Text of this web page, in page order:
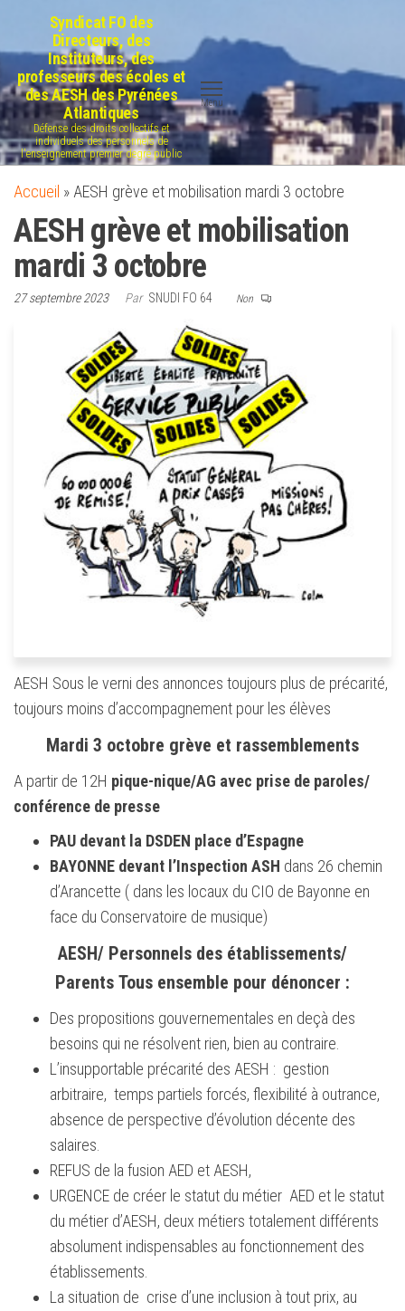
contenu
Syndicat FO des
Directeurs, des
Instituteurs, des
professeurs des écoles et
des AESH des Pyrénées
Atlantiques
Défense des droits collectifs et
individuels des personnels de
l'enseignement premier degré public
Menu
Accueil » AESH grève et mobilisation mardi 3 octobre
AESH grève et mobilisation
mardi 3 octobre
27 septembre 2023 Par SNUDI FO 64 Non
AESH Sous le verni des annonces toujours plus de précarité,
toujours moins d’accompagnement pour les élèves
Mardi 3 octobre grève et rassemblements
A partir de 12H pique-nique/AG avec prise de paroles/
conférence de presse
PAU devant la DSDEN place d’Espagne
BAYONNE devant l’Inspection ASH dans 26 chemin
d’Arancette ( dans les locaux du CIO de Bayonne en
face du Conservatoire de musique)
AESH/ Personnels des établissements/
Parents Tous ensemble pour dénoncer :
Des propositions gouvernementales en deçà des
besoins qui ne résolvent rien, bien au contraire.
L’insupportable précarité des AESH : gestion
arbitraire, temps partiels forcés, flexibilité à outrance,
absence de perspective d’évolution décente des
salaires.
REFUS de la fusion AED et AESH,
URGENCE de créer le statut du métier AED et le statut
du métier d’AESH, deux métiers totalement différents
absolument indispensables au fonctionnement des
établissements.
La situation de crise d’une inclusion à tout prix, au